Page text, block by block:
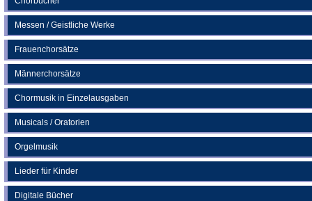
Messen / Geistliche Werke
Frauenchorsätze
Männerchorsätze
Chormusik in Einzelausgaben
Musicals / Oratorien
Orgelmusik
Lieder für Kinder
Digitale Bücher